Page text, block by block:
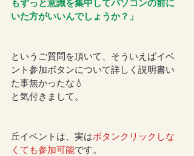
もずっと意識を集中してパソコンの前に
いた方がいいんでしょうか？」
というご質問を頂いて、そういえばイベ
ント参加ボタンについて詳しく説明書い
た事無かったな💧
と気付きまして。
丘イベントは、実はボタンクリックしな
くても参加可能です。